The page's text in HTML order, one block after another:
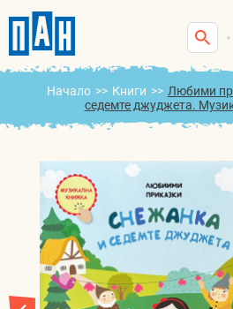
Начало >> Книги >> Любими
седемте джуджета.